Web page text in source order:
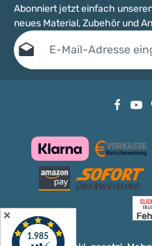
Abonniert jetzt einfach
neues Material, Zubehör und
E-Mail-Adresse*
✕